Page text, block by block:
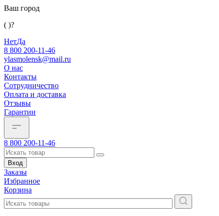
Ваш город
( )?
НетДа
8 800 200-11-46
ylasmolensk@mail.ru
О нас
Контакты
Сотрудничество
Оплата и доставка
Отзывы
Гарантии
8 800 200-11-46
Вход
Заказы
Избранное
Корзина